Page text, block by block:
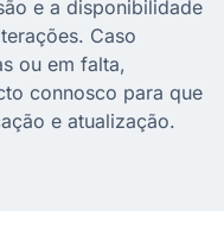
e a disponibilidade
Caso
ou em falta,
connosco para que
e atualização.